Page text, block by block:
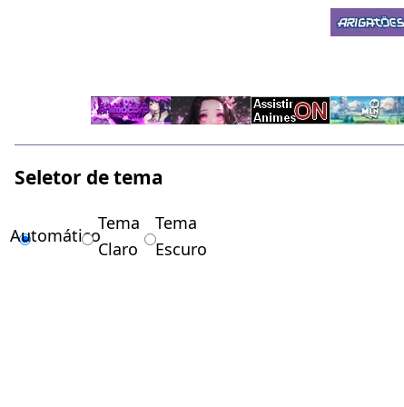
Seletor de tema
Automático
Tema
Claro
Tema
Escuro